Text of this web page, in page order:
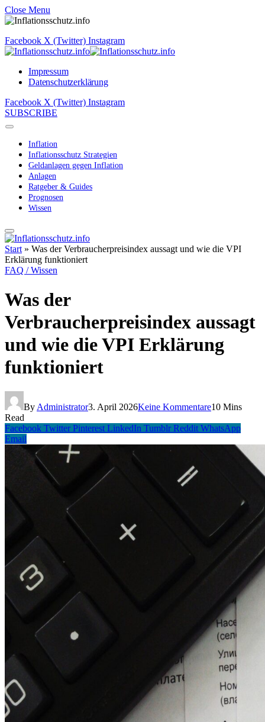
Close Menu
Facebook X (Twitter) Instagram
Impressum
Datenschutzerklärung
Facebook X (Twitter) Instagram
SUBSCRIBE
Inflation
Inflationsschutz Strategien
Geldanlagen gegen Inflation
Anlagen
Ratgeber & Guides
Prognosen
Wissen
Start » Was der Verbraucherpreisindex aussagt und wie die VPI
Erklärung funktioniert
FAQ / Wissen
Was der
Verbraucherpreisindex aussagt
und wie die VPI Erklärung
funktioniert
By Administrator3. April 2026Keine Kommentare10 Mins
Read
Facebook Twitter Pinterest LinkedIn Tumblr Reddit WhatsApp
Email